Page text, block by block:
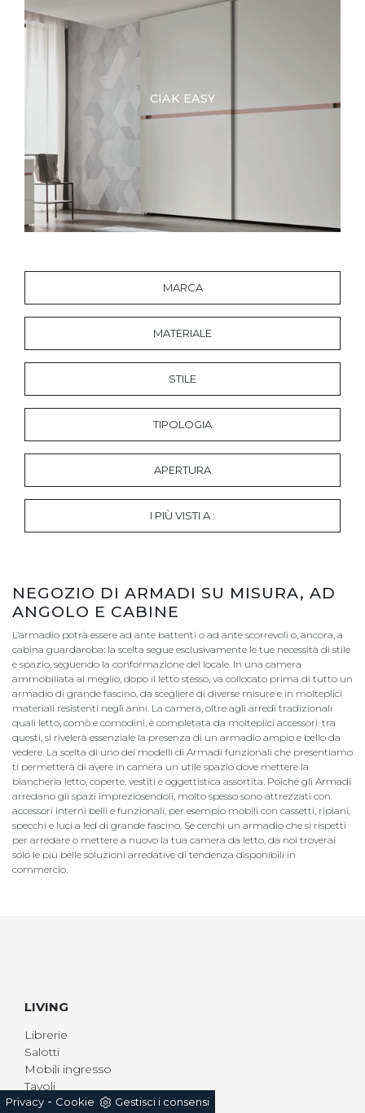
Privacy - Cookie Gestisci i consensi
MARCA
MATERIALE
STILE
TIPOLOGIA
APERTURA
I PIÙ VISTI A :
CIAK EASY
NEGOZIO DI ARMADI SU MISURA, AD
ANGOLO E CABINE
L’armadio potrà essere ad ante battenti o ad ante scorrevoli o, ancora, a
cabina guardaroba: la scelta segue esclusivamente le tue necessità di stile
e spazio, seguendo la conformazione del locale. In una camera
ammobiliata al meglio, dopo il letto stesso, va collocato prima di tutto un
armadio di grande fascino, da scegliere di diverse misure e in molteplici
materiali resistenti negli anni. La camera, oltre agli arredi tradizionali
quali letto, comò e comodini, è completata da molteplici accessori: tra
questi, si rivelerà essenziale la presenza di un armadio ampio e bello da
vedere. La scelta di uno dei modelli di Armadi funzionali che presentiamo
ti permetterà di avere in camera un utile spazio dove mettere la
biancheria letto, coperte, vestiti e oggettistica assortita. Poiché gli Armadi
arredano gli spazi impreziosendoli, molto spesso sono attrezzati con
accessori interni belli e funzionali, per esempio mobili con cassetti, ripiani,
specchi e luci a led di grande fascino. Se cerchi un armadio che si rispetti
per arredare o mettere a nuovo la tua camera da letto, da noi troverai
solo le più belle soluzioni arredative di tendenza disponibili in
commercio.
LIVING
Librerie
Salotti
Mobili ingresso
Tavoli
Armadi